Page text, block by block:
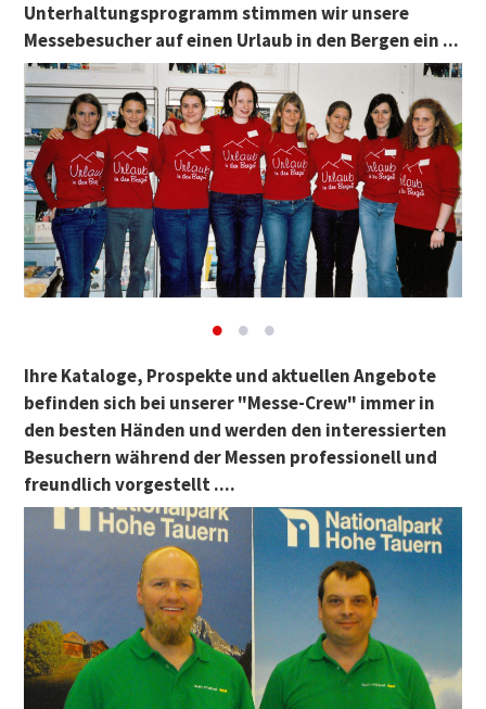
Unterhaltungsprogramm stimmen wir unsere
Messebesucher auf einen Urlaub in den Bergen ein ...
Ihre Kataloge, Prospekte und aktuellen Angebote
befinden sich bei unserer "Messe-Crew" immer in
den besten Händen und werden den interessierten
Besuchern während der Messen professionell und
freundlich vorgestellt ....